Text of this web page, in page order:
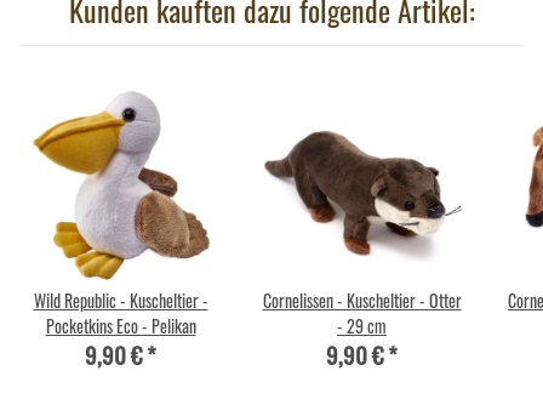
Kunden kauften dazu folgende Artikel:
Wild Republic - Kuscheltier -
Pocketkins Eco - Pelikan
9,90 €*
Cornelissen - Kuscheltier - Otter
- 29 cm
9,90 €*